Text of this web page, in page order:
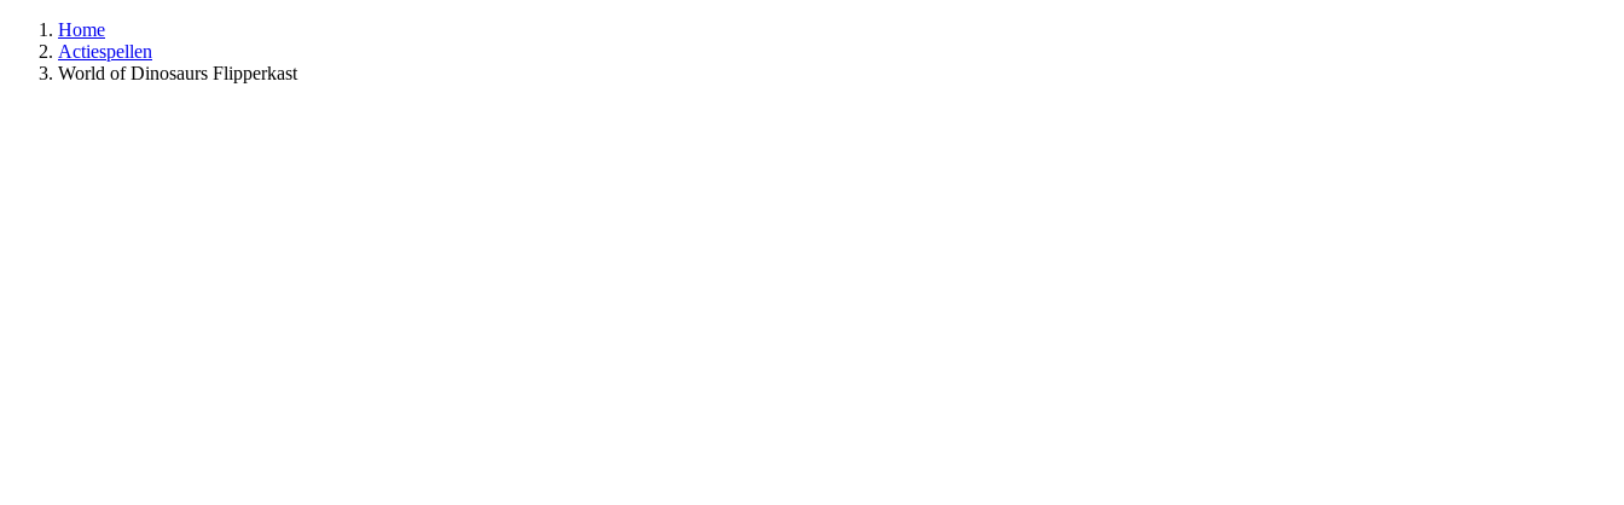
Home
Actiespellen
World of Dinosaurs Flipperkast